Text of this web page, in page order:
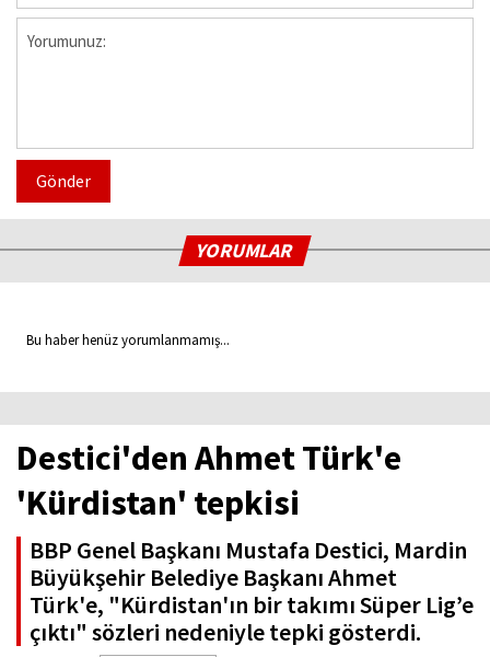
Gönder
YORUMLAR
Bu haber henüz yorumlanmamış...
Destici'den Ahmet Türk'e
'Kürdistan' tepkisi
BBP Genel Başkanı Mustafa Destici, Mardin
Büyükşehir Belediye Başkanı Ahmet
Türk'e, "Kürdistan'ın bir takımı Süper Lig’e
çıktı" sözleri nedeniyle tepki gösterdi.